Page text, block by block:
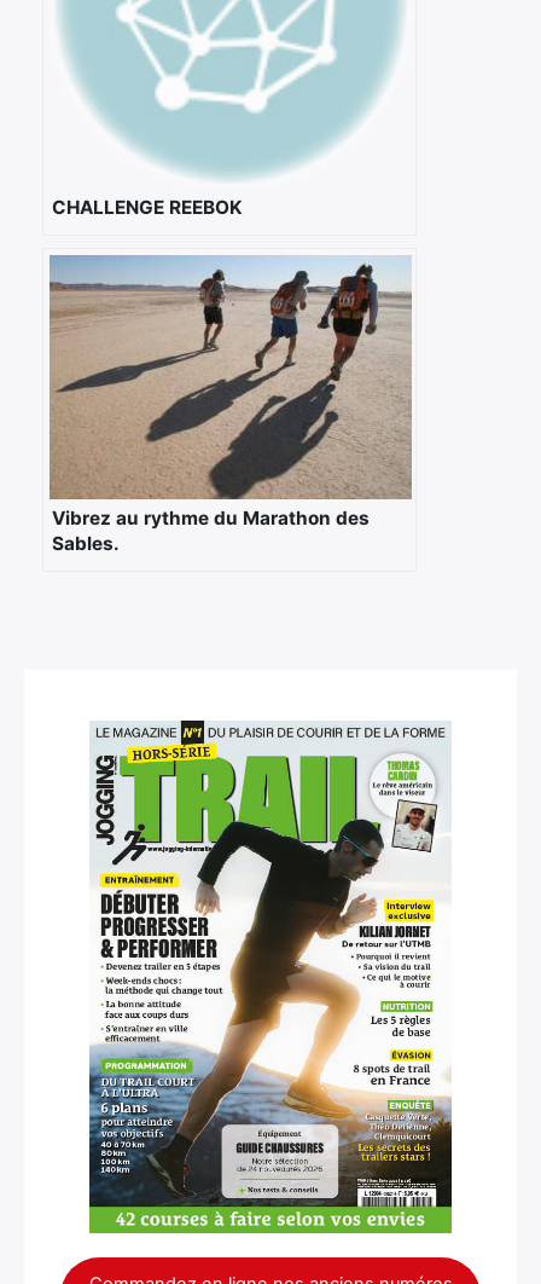
CHALLENGE REEBOK
Vibrez au rythme du Marathon des
Sables.Rechercher